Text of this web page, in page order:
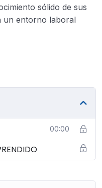
sólido de sus
un entorno laboral
00:00